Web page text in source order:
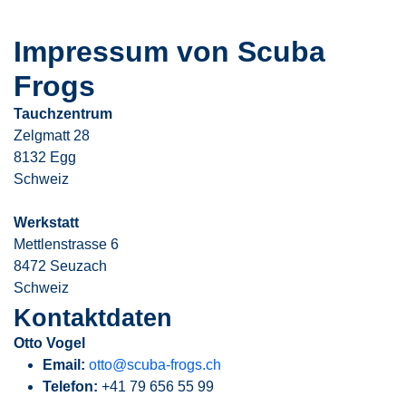
Impressum von Scuba
Frogs
Tauchzentrum
Zelgmatt 28
8132 Egg
Schweiz
Werkstatt
Mettlenstrasse 6
8472 Seuzach
Schweiz
Kontaktdaten
Otto Vogel
Email: otto@scuba-frogs.ch
Telefon: +41 79 656 55 99